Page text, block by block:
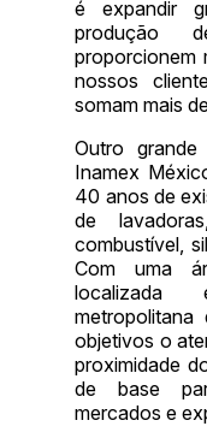
é expandir
produção
proporcionem
nossos
somam mais
Outro
Inamex
40 anos de
de
combustível,
Com uma
localizada
objetivos o
proximidade
de base
mercados e